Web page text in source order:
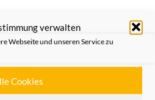
verwalten
Webseite und unseren Service zu
Cookies